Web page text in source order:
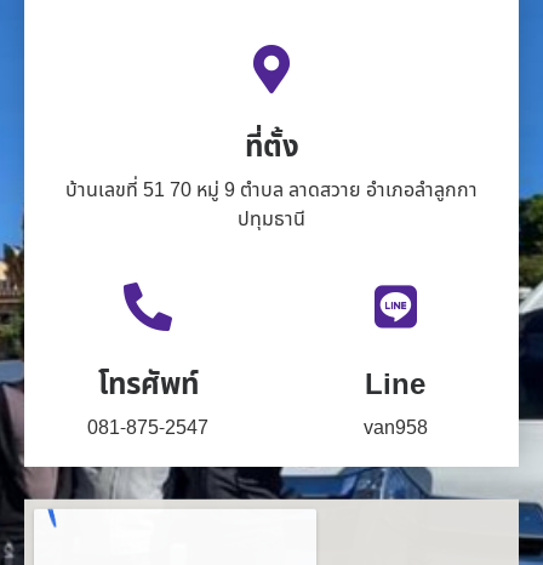
ที่ตั้ง
บ้านเลขที่ 51 70 หมู่ 9 ตำบล ลาดสวาย อำเภอลำลูกกา
ปทุมธานี
โทรศัพท์
081-875-2547
Line
van958